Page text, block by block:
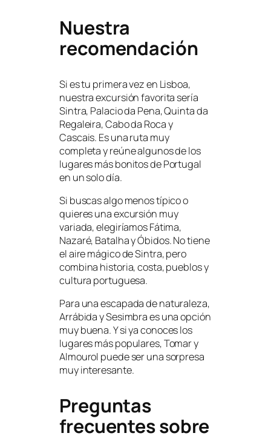
Nuestra
recomendación
Si es tu primera vez en Lisboa,
nuestra excursión favorita sería
Sintra, Palacio da Pena, Quinta da
Regaleira, Cabo da Roca y
Cascais. Es una ruta muy
completa y reúne algunos de los
lugares más bonitos de Portugal
en un solo día.
Si buscas algo menos típico o
quieres una excursión muy
variada, elegiríamos Fátima,
Nazaré, Batalha y Óbidos. No tiene
el aire mágico de Sintra, pero
combina historia, costa, pueblos y
cultura portuguesa.
Para una escapada de naturaleza,
Arrábida y Sesimbra es una opción
muy buena. Y si ya conoces los
lugares más populares, Tomar y
Almourol puede ser una sorpresa
muy interesante.
Preguntas
frecuentes sobre